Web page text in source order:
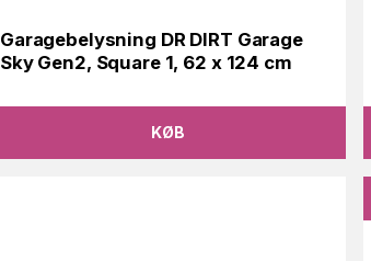
Garagebelysning DR DIRT Garage
Sky Gen2, Square 1, 62 x 124 cm
KØB